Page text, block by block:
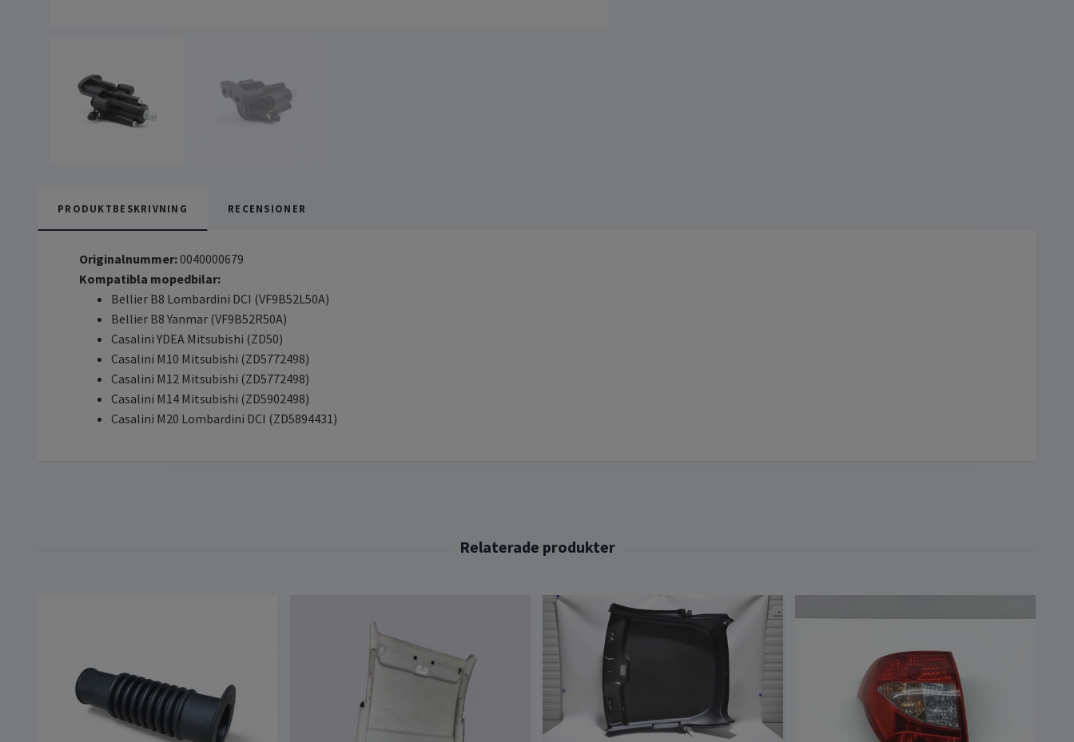
PRODUKTBESKRIVNING RECENSIONER
Originalnummer:0040000679
Kompatibla mopedbilar:
Bellier B8 Lombardini DCI (VF9B52L50A)
Bellier B8 Yanmar (VF9B52R50A)
Casalini YDEA Mitsubishi (ZD50)
Casalini M10 Mitsubishi (ZD5772498)
Casalini M12 Mitsubishi (ZD5772498)
Casalini M14 Mitsubishi (ZD5902498)
Casalini M20 Lombardini DCI (ZD5894431)